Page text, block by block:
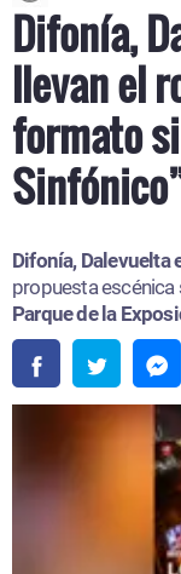
Difonía,
llevan el
formato
Difonía, Dalevuelta
propuesta
Parque de la